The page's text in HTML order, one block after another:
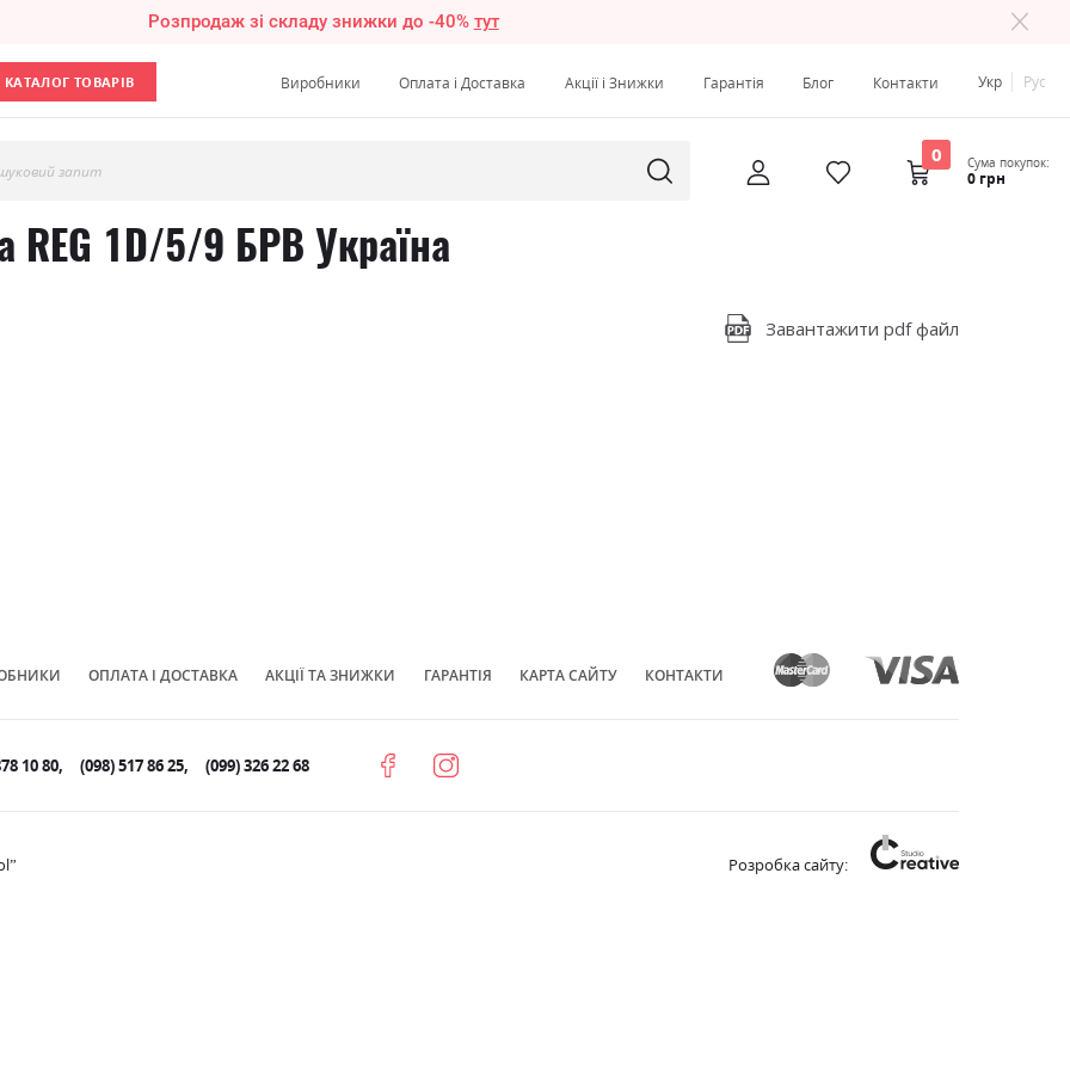
Розпродаж зі складу знижки до -40% тут
КАТАЛОГ ТОВАРІВ Виробники Оплата і Доставка Акції і Знижки Гарантія Блог Контакти Укр Рус
запит
0 Сума покупок:
0 грн
REG 1D/5/9 БРВ Україна
Завантажити pdf файл
ОПЛАТА І ДОСТАВКА АКЦІЇ ТА ЗНИЖКИ ГАРАНТІЯ КАРТА САЙТУ КОНТАКТИ
10 80 (098) 517 86 25 (099) 326 22 68
Розробка сайту: